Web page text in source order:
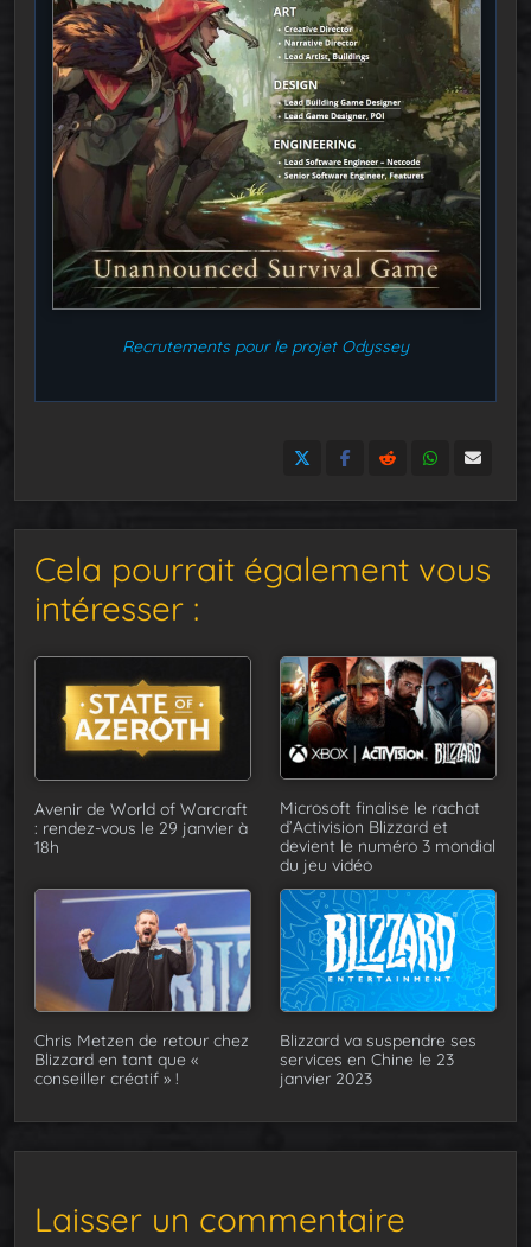
Recrutements pour le projet Odyssey
Cela pourrait également vous
intéresser :
Avenir de World of Warcraft
: rendez-vous le 29 janvier à
18h
Microsoft finalise le rachat
d’Activision Blizzard et
devient le numéro 3 mondial
du jeu vidéo
Chris Metzen de retour chez
Blizzard en tant que «
conseiller créatif » !
Blizzard va suspendre ses
services en Chine le 23
janvier 2023
Laisser un commentaire